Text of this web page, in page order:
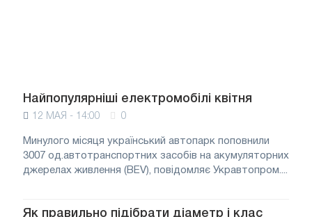
Найпопулярніші електромобілі квітня
12 МАЯ - 14:00 0
Минулого місяця український автопарк поповнили
3007 од.автотранспортних засобів на акумуляторних
джерелах живлення (BEV), повідомляє Укравтопром....
Як правильно підібрати діаметр і клас